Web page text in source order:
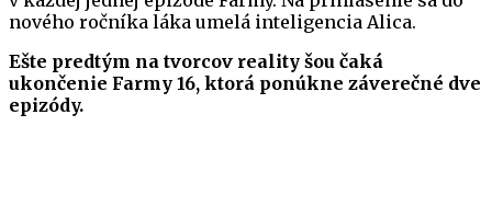
nového ročníka láka umelá inteligencia Alica.
Ešte predtým na tvorcov reality šou čaká
ukončenie Farmy 16, ktorá ponúkne záverečné dve
epizódy.